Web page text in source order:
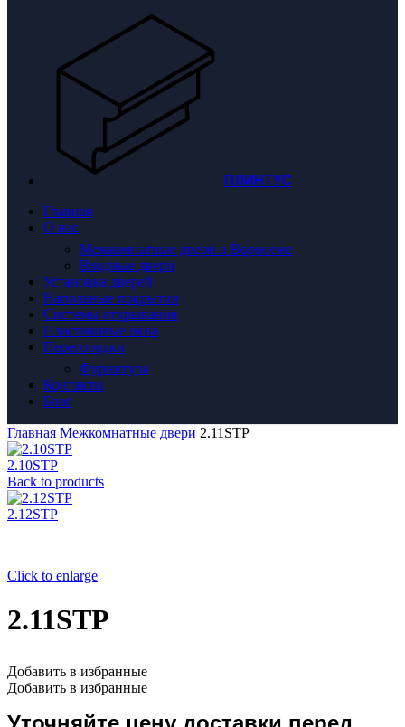
ПЛИНТУС
Главная
О нас
Межкомнатные двери в Воронеже
Входные двери
Установка дверей
Напольные покрытия
Системы открывания
Пластиковые окна
Перегородки
Фурнитура
Контакты
Блог
Главная Межкомнатные двери 2.11STP
2.10STP
Back to products
2.12STP
Click to enlarge
2.11STP
Добавить в избранные
Добавить в избранные